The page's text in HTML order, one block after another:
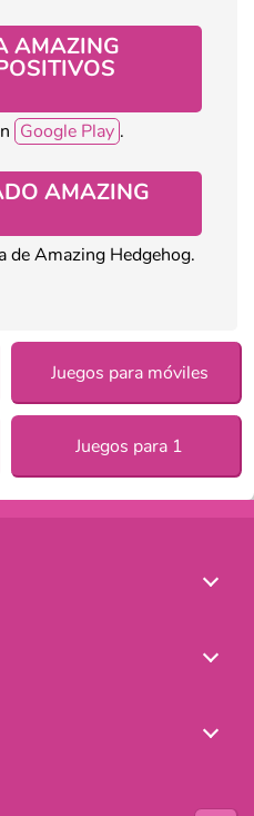
AMAZING
Google Play .
AMAZING
de Amazing Hedgehog.
Juegos para móviles
Juegos para 1